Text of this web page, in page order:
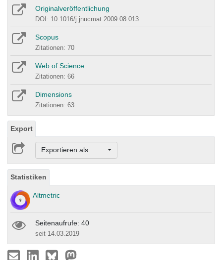
Originalveröffentlichung
DOI: 10.1016/j.jnucmat.2009.08.013
Scopus
Zitationen: 70
Web of Science
Zitationen: 66
Dimensions
Zitationen: 63
Export
Exportieren als ...
Statistiken
Altmetric
Seitenaufrufe: 40
seit 14.03.2019